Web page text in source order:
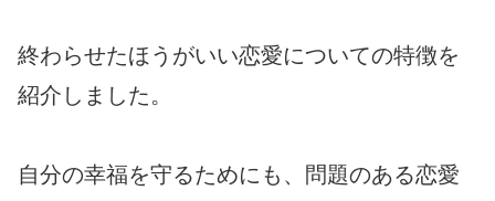
終わらせたほうがいい恋愛についての特徴を
紹介しました。
自分の幸福を守るためにも、問題のある恋愛